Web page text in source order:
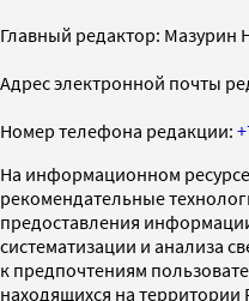
Главный редактор: Мазурин
Адрес электронной почты
Номер телефона редакции:
На информационном
рекомендательные
предоставления
систематизации и анализа
к предпочтениям
находящихся на